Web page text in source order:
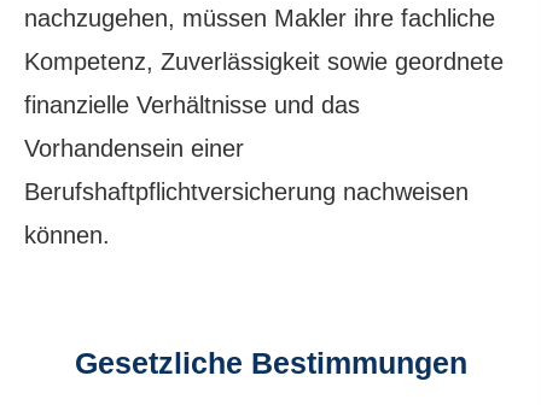
nachzugehen, müssen Makler ihre fachliche
Kompetenz, Zuverlässigkeit sowie geordnete
finanzielle Verhältnisse und das
Vorhandensein einer
Berufshaftpflichtversicherung nachweisen
können.
Gesetzliche Bestimmungen